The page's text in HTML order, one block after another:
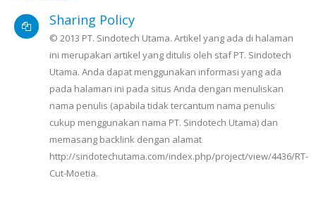
Sharing Policy
© 2013 PT. Sindotech Utama. Artikel yang ada di halaman
ini merupakan artikel yang ditulis oleh staf PT. Sindotech
Utama. Anda dapat menggunakan informasi yang ada
pada halaman ini pada situs Anda dengan menuliskan
nama penulis (apabila tidak tercantum nama penulis
cukup menggunakan nama PT. Sindotech Utama) dan
memasang backlink dengan alamat
http://sindotechutama.com/index.php/project/view/4436/RT-
Cut-Moetia.